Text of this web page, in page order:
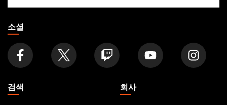
찾
기
소셜
검색
회사